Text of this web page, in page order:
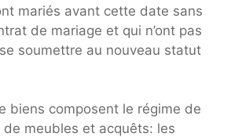
mariés avant cette date sans
de mariage et qui n’ont pas
soumettre au nouveau statut
biens composent le régime de
meubles et acquêts: les